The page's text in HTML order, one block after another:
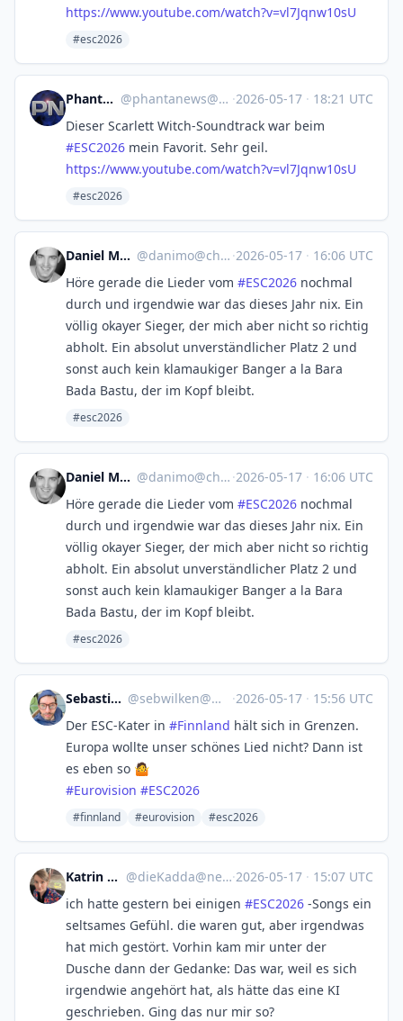
https://www.youtube.com/watch?v=vl7Jqnw10sU
#esc2026
PhantaNews ✅ @phantanews@mastodon.online ·2026-05-17 · 18:21 UTC
Dieser Scarlett Witch-Soundtrack war beim
#ESC2026 mein Favorit. Sehr geil.
https://www.youtube.com/watch?v=vl7Jqnw10sU
#esc2026
Daniel Molkentin @danimo@chaos.social ·2026-05-17 · 16:06 UTC
Höre gerade die Lieder vom #ESC2026 nochmal
durch und irgendwie war das dieses Jahr nix. Ein
völlig okayer Sieger, der mich aber nicht so richtig
abholt. Ein absolut unverständlicher Platz 2 und
sonst auch kein klamaukiger Banger a la Bara
Bada Bastu, der im Kopf bleibt.
#esc2026
Daniel Molkentin @danimo@chaos.social ·2026-05-17 · 16:06 UTC
Höre gerade die Lieder vom #ESC2026 nochmal
durch und irgendwie war das dieses Jahr nix. Ein
völlig okayer Sieger, der mich aber nicht so richtig
abholt. Ein absolut unverständlicher Platz 2 und
sonst auch kein klamaukiger Banger a la Bara
Bada Bastu, der im Kopf bleibt.
#esc2026
Sebastian Wilken @sebwilken@mastodon.social ·2026-05-17 · 15:56 UTC
Der ESC-Kater in #Finnland hält sich in Grenzen.
Europa wollte unser schönes Lied nicht? Dann ist
es eben so 🤷
#Eurovision #ESC2026
#finnland #eurovision #esc2026
Katrin Rönicke @dieKadda@newsie.social ·2026-05-17 · 15:07 UTC
ich hatte gestern bei einigen #ESC2026 -Songs ein
seltsames Gefühl. die waren gut, aber irgendwas
hat mich gestört. Vorhin kam mir unter der
Dusche dann der Gedanke: Das war, weil es sich
irgendwie angehört hat, als hätte das eine KI
geschrieben. Ging das nur mir so?